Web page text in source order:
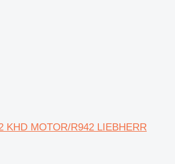
KHD MOTOR/R942 LIEBHERR